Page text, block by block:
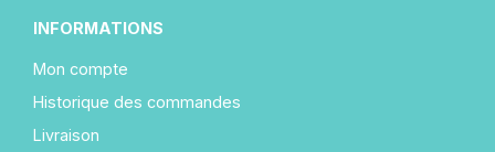
INFORMATIONS
Mon compte
Historique des commandes
Livraison